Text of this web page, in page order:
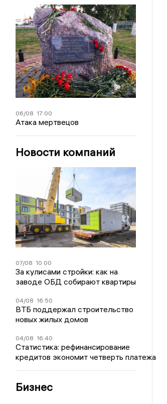
06/08 17:00
Атака мертвецов
Новости компаний
07/08 10:00
За кулисами стройки: как на
заводе ОБД собирают квартиры
04/08 16:50
ВТБ поддержал строительство
новых жилых домов
04/08 16:40
Статистика: рефинансирование
кредитов экономит четверть платежа
Бизнес